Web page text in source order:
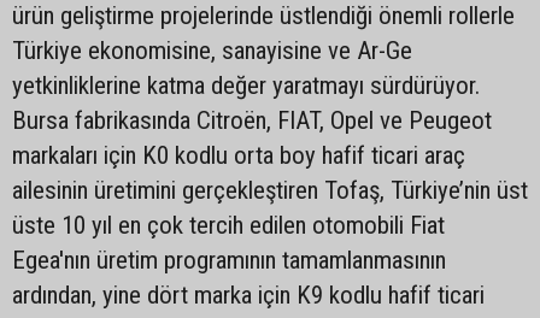
ürün geliştirme projelerinde üstlendiği önemli rollerle
Türkiye ekonomisine, sanayisine ve Ar-Ge
yetkinliklerine katma değer yaratmayı sürdürüyor.
Bursa fabrikasında Citroën, FIAT, Opel ve Peugeot
markaları için K0 kodlu orta boy hafif ticari araç
ailesinin üretimini gerçekleştiren Tofaş, Türkiye’nin üst
üste 10 yıl en çok tercih edilen otomobili Fiat
Egea'nın üretim programının tamamlanmasının
ardından, yine dört marka için K9 kodlu hafif ticari